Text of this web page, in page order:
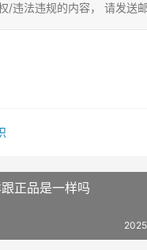
/违法违规的内容， 请发送
正品是一样吗